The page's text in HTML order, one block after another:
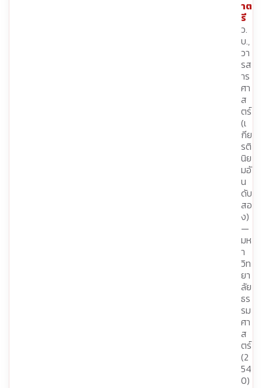
าต
รี
ว.
บ.,
วา
รส
าร
ศา
ส
ตร์
(เ
กีย
รติ
นิย
มอั
น
ดับ
สอ
ง)
—
มห
า
วิท
ยา
ลัย
ธร
รม
ศา
ส
ตร์
(2
54
0)